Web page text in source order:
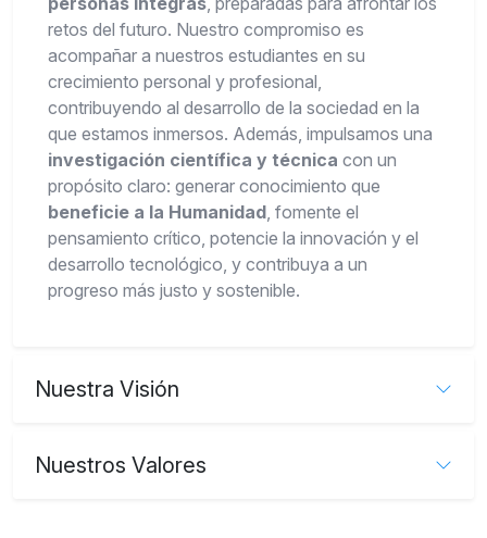
retos del futuro. Nuestro compromiso es
acompañar a nuestros estudiantes en su
crecimiento personal y profesional,
contribuyendo al desarrollo de la sociedad en la
que estamos inmersos. Además, impulsamos una
investigación científica y técnica con un
propósito claro: generar conocimiento que
beneficie a la Humanidad, fomente el
pensamiento crítico, potencie la innovación y el
desarrollo tecnológico, y contribuya a un
progreso más justo y sostenible.
Nuestra Visión
Nuestros Valores